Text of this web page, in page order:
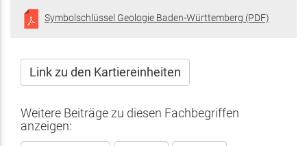
Symbolschlüssel Geologie Baden-Württemberg (PDF)
Link zu den Kartiereinheiten
Weitere Beiträge zu diesen Fachbegriffen
anzeigen: